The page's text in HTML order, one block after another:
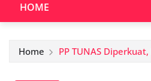
HOME
Home PP TUNAS